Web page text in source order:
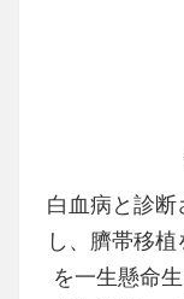
白血病と診
し、臍帯移
を一生懸命